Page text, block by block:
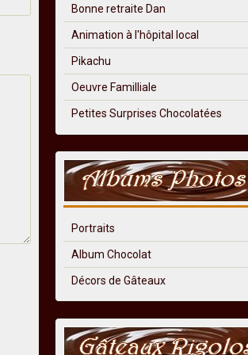
Bonne retraite Dan
Animation à l'hôpital local
Pikachu
Oeuvre Familliale
Petites Surprises Chocolatées
Portraits
Album Chocolat
Décors de Gâteaux